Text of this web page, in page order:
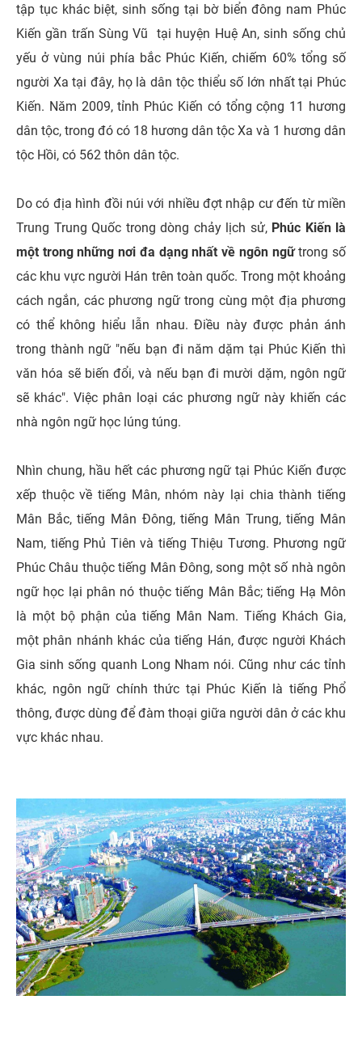
tập tục khác biệt, sinh sống tại bờ biển đông nam Phúc
Kiến gần trấn Sùng Vũ tại huyện Huệ An, sinh sống chủ
yếu ở vùng núi phía bắc Phúc Kiến, chiếm 60% tổng số
người Xa tại đây, họ là dân tộc thiểu số lớn nhất tại Phúc
Kiến. Năm 2009, tỉnh Phúc Kiến có tổng cộng 11 hương
dân tộc, trong đó có 18 hương dân tộc Xa và 1 hương dân
tộc Hồi, có 562 thôn dân tộc.
Do có địa hình đồi núi với nhiều đợt nhập cư đến từ miền
Trung Trung Quốc trong dòng chảy lịch sử, Phúc Kiến là
một trong những nơi đa dạng nhất về ngôn ngữtrong số
các khu vực người Hán trên toàn quốc. Trong một khoảng
cách ngắn, các phương ngữ trong cùng một địa phương
có thể không hiểu lẫn nhau. Điều này được phản ánh
trong thành ngữ "nếu bạn đi năm dặm tại Phúc Kiến thì
văn hóa sẽ biến đổi, và nếu bạn đi mười dặm, ngôn ngữ
sẽ khác". Việc phân loại các phương ngữ này khiến các
nhà ngôn ngữ học lúng túng.
Nhìn chung, hầu hết các phương ngữ tại Phúc Kiến được
xếp thuộc về tiếng Mân, nhóm này lại chia thành tiếng
Mân Bắc, tiếng Mân Đông, tiếng Mân Trung, tiếng Mân
Nam, tiếng Phủ Tiên và tiếng Thiệu Tương. Phương ngữ
Phúc Châu thuộc tiếng Mân Đông, song một số nhà ngôn
ngữ học lại phân nó thuộc tiếng Mân Bắc; tiếng Hạ Môn
là một bộ phận của tiếng Mân Nam. Tiếng Khách Gia,
một phân nhánh khác của tiếng Hán, được người Khách
Gia sinh sống quanh Long Nham nói. Cũng như các tỉnh
khác, ngôn ngữ chính thức tại Phúc Kiến là tiếng Phổ
thông, được dùng để đàm thoại giữa người dân ở các khu
vực khác nhau.